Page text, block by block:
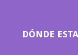
DÓNDE